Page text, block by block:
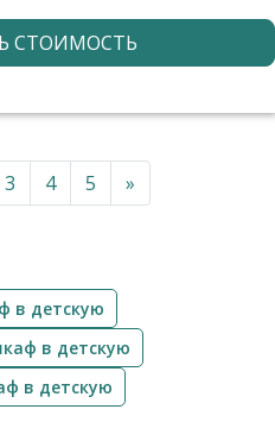
СТОИМОСТЬ
3 4 5 »
в детскую
в детскую
в детскую